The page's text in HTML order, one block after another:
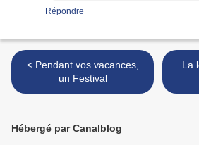
Répondre
< Pendant vos vacances,
un Festival
Hébergé par Canalblog